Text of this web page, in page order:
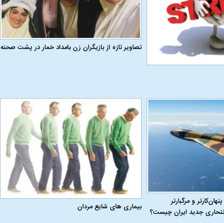
تصاویر تازه از بازیگران زن بامداد خمار در پشت صحنه
پنهان‌کارتر و مرگبارتر
انتحاری جدید ایران چیست؟
بیماری‌ های شایع مردان